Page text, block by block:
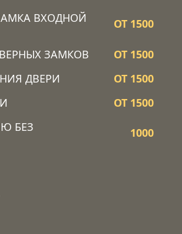
ВХОДНОЙ
ОТ 1500
ЗАМКОВ
ОТ 1500
ДВЕРИ
ОТ 1500
ОТ 1500
БЕЗ
1000